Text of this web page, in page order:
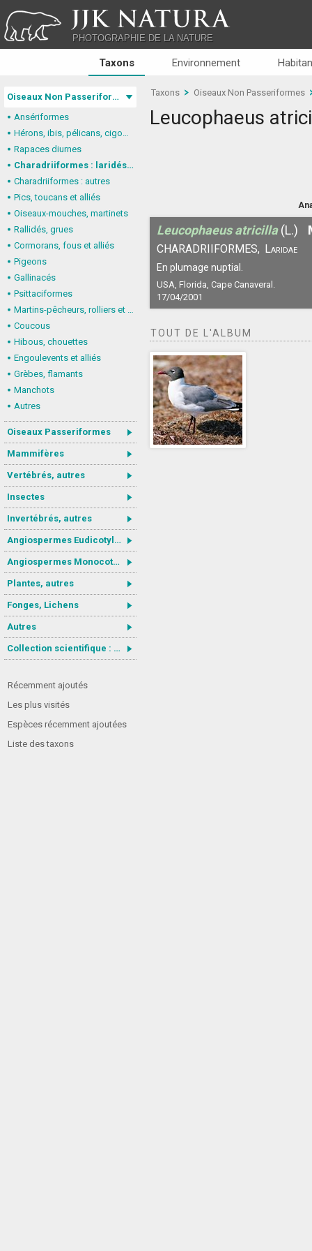
JJK NATURA
PHOTOGRAPHIE DE LA NATURE
Taxons Environnement
Oiseaux Non Passeriformes
Ansériformes
Hérons, ibis, pélicans, cigognes
Rapaces diurnes
Charadriiformes : laridés, stercorariidés, glaréolidés
Charadriiformes : autres
Pics, toucans et alliés
Oiseaux-mouches, martinets
Rallidés, grues
Cormorans, fous et alliés
Pigeons
Gallinacés
Psittaciformes
Martins-pêcheurs, rolliers et alliés
Coucous
Hibous, chouettes
Engoulevents et alliés
Grèbes, flamants
Manchots
Autres
Oiseaux Passeriformes
Mammifères
Vertébrés, autres
Insectes
Invertébrés, autres
Angiospermes Eudicotylédones
Angiospermes Monocotylédones
Plantes, autres
Fonges, Lichens
Autres
Collection scientifique : Gastrotricha
Récemment ajoutés
Les plus visités
Espèces récemment ajoutées
Liste des taxons
Taxons Oiseaux Non Passeriformes
Leucophaeus
Leucophaeus atricilla (L.)
CHARADRIIFORMES, Laridae
En plumage nuptial.
USA, Florida, Cape Canaveral.
17/04/2001
TOUT DE L'ALBUM